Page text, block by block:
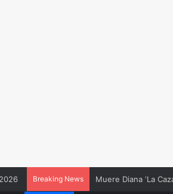
Breaking News Muere Diana ‘La